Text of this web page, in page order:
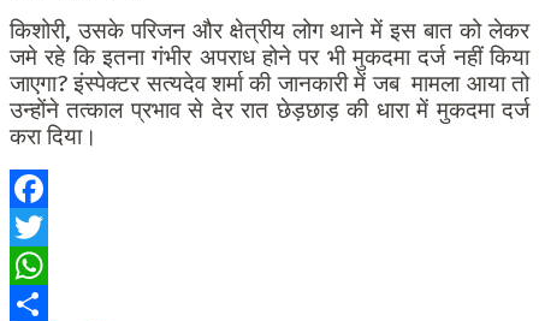
किशोरी, उसके परिजन और क्षेत्रीय लोग थाने में इस बात को लेकर
जमे रहे कि इतना गंभीर अपराध होने पर भी मुकदमा दर्ज नहीं किया
जाएगा? इंस्पेक्टर सत्यदेव शर्मा की जानकारी में जब मामला आया तो
उन्होंने तत्काल प्रभाव से देर रात छेड़छाड़ की धारा में मुकदमा दर्ज
करा दिया।
Facebook
Twitter
WhatsApp